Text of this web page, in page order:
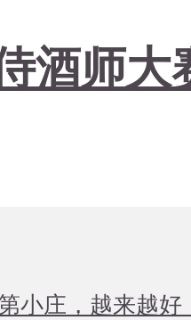
酒师大
小庄，越来越好